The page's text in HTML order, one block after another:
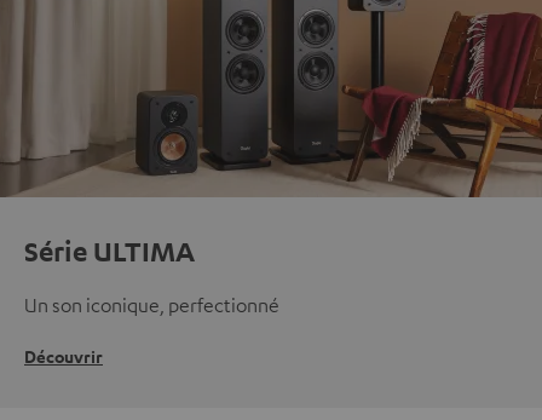
Série ULTIMA
Un son iconique, perfectionné
Découvrir